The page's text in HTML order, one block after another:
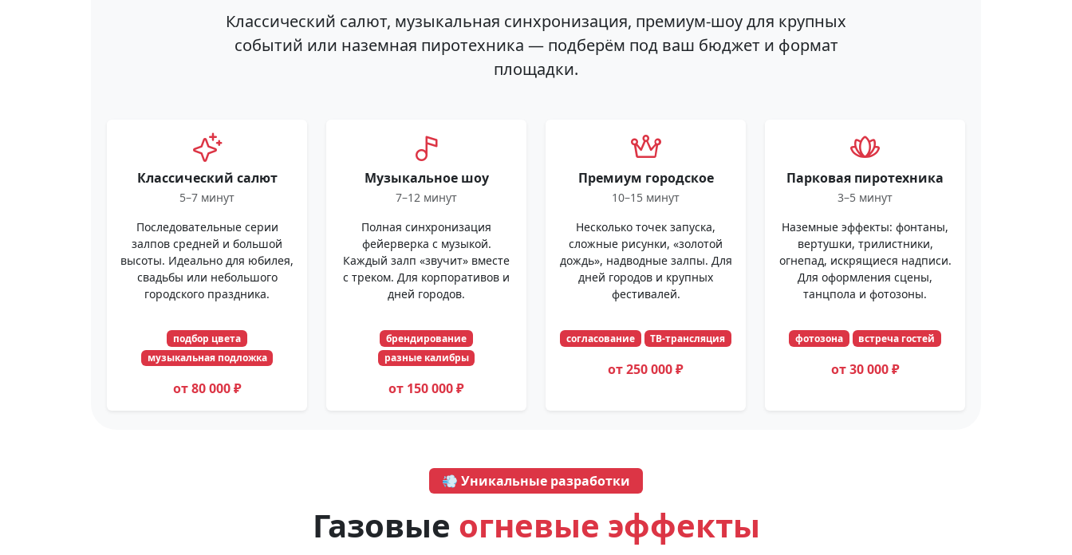
Классический салют, музыкальная синхронизация, премиум-шоу для крупных
событий или наземная пиротехника — подберём под ваш бюджет и формат
площадки.
Классический салют
5–7 минут
Последовательные серии
залпов средней и большой
высоты. Идеально для юбилея,
свадьбы или небольшого
городского праздника.
подбор цвета
музыкальная подложка
от 80 000 ₽
Музыкальное шоу
7–12 минут
Полная синхронизация
фейерверка с музыкой.
Каждый залп «звучит» вместе
с треком. Для корпоративов и
дней городов.
брендирование
разные калибры
от 150 000 ₽
Премиум городское
10–15 минут
Несколько точек запуска,
сложные рисунки, «золотой
дождь», надводные залпы. Для
дней городов и крупных
фестивалей.
согласование ТВ-трансляция
от 250 000 ₽
Парковая пиротехника
3–5 минут
Наземные эффекты: фонтаны,
вертушки, трилистники,
огнепад, искрящиеся надписи.
Для оформления сцены,
танцпола и фотозоны.
фотозона встреча гостей
от 30 000 ₽
💨 Уникальные разработки
Газовые огневые эффекты